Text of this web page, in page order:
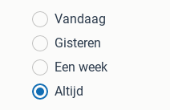
Vandaag
Gisteren
Een week
Altijd